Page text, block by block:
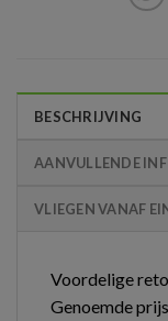
BESCHRIJVING
AANVULLENDE
VLIEGEN VANAF
Voordelige
Genoemde